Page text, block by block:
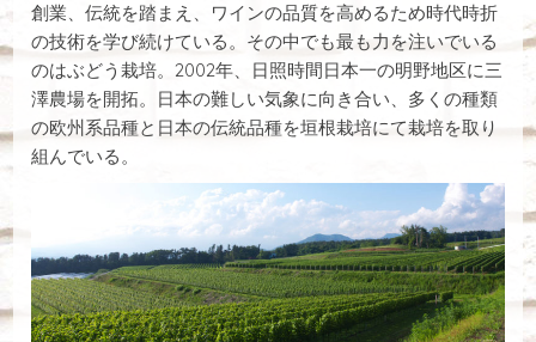
創業、伝統を踏まえ、ワインの品質を高めるため時代時折
の技術を学び続けている。その中でも最も力を注いでいる
のはぶどう栽培。2002年、日照時間日本一の明野地区に三
澤農場を開拓。日本の難しい気象に向き合い、多くの種類
の欧州系品種と日本の伝統品種を垣根栽培にて栽培を取り
組んでいる。